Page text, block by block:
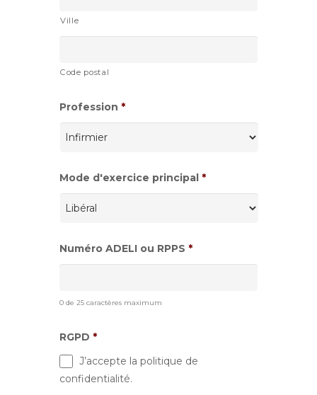
Ville
Code postal
Profession *
Mode d'exercice principal *
Numéro ADELI ou RPPS *
0 de 25 caractères maximum
RGPD *
J’accepte la politique de
confidentialité.